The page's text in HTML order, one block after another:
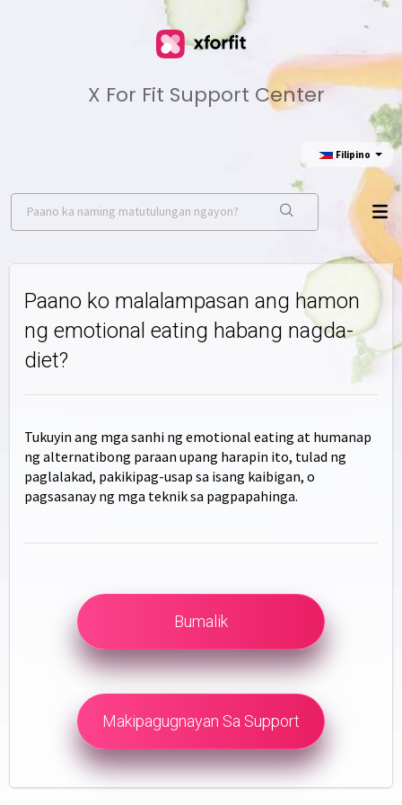
X For Fit Support Center
Filipino
Paano ko malalampasan ang hamon
ng emotional eating habang nagda-
diet?
Tukuyin ang mga sanhi ng emotional eating at humanap
ng alternatibong paraan upang harapin ito, tulad ng
paglalakad, pakikipag-usap sa isang kaibigan, o
pagsasanay ng mga teknik sa pagpapahinga.
Bumalik
Makipagugnayan Sa Support